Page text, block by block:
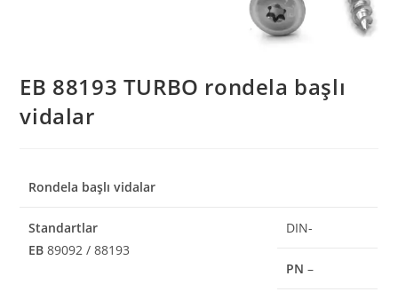
EB 88193 TURBO rondela başlı
vidalar
Rondela başlı vidalar
Standartlar
EB 89092 / 88193
DIN-
PN –